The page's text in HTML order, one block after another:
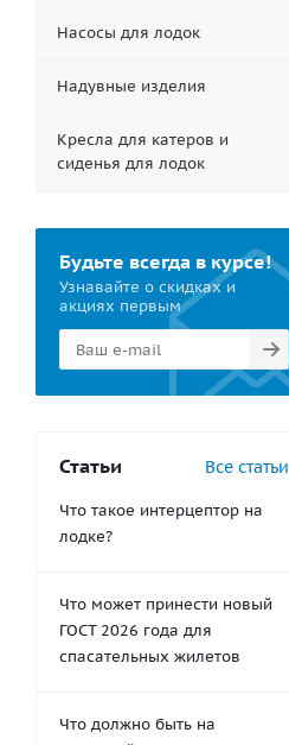
Насосы для лодок
Надувные изделия
Кресла для катеров и
сиденья для лодок
Будьте всегда в курсе!
Узнавайте о скидках и
акциях первым
Статьи Все статьи
Что такое интерцептор на
лодке?
Что может принести новый
ГОСТ 2026 года для
спасательных жилетов
Что должно быть на